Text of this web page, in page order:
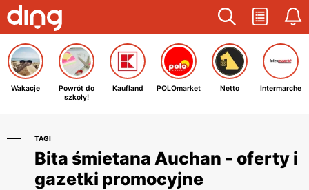
Wakacje
Powrót do
szkoły!
Kaufland POLOmarket Netto Intermarche
TAGI
Bita śmietana Auchan - oferty i
gazetki promocyjne